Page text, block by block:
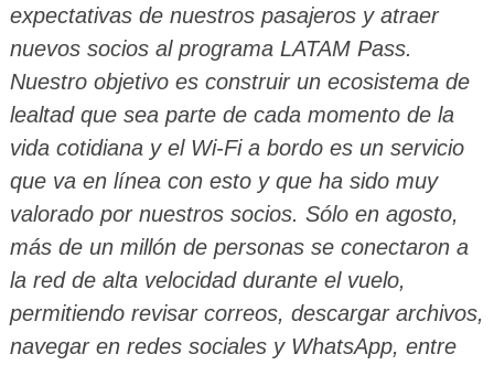
expectativas de nuestros pasajeros y atraer
nuevos socios al programa LATAM Pass.
Nuestro objetivo es construir un ecosistema de
lealtad que sea parte de cada momento de la
vida cotidiana y el Wi-Fi a bordo es un servicio
que va en línea con esto y que ha sido muy
valorado por nuestros socios. Sólo en agosto,
más de un millón de personas se conectaron a
la red de alta velocidad durante el vuelo,
permitiendo revisar correos, descargar archivos,
navegar en redes sociales y WhatsApp, entre